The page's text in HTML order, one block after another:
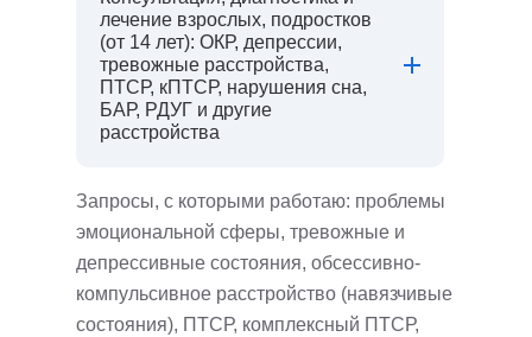
лечение взрослых, подростков
(от 14 лет): ОКР, депрессии,
тревожные расстройства,
ПТСР, кПТСР, нарушения сна,
БАР, РДУГ и другие
расстройства
Запросы, с которыми работаю: проблемы
эмоциональной сферы, тревожные и
депрессивные состояния, обсессивно-
компульсивное расстройство (навязчивые
состояния), ПТСР, комплексный ПТСР,